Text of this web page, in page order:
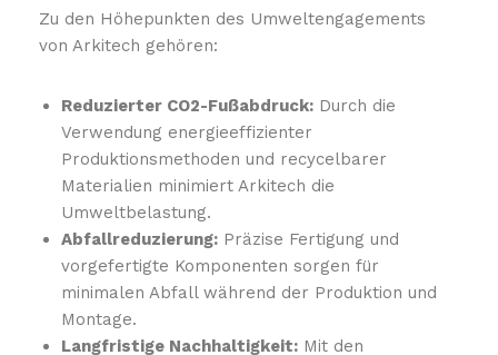
Zu den Höhepunkten des Umweltengagements
von Arkitech gehören:
Reduzierter CO2-Fußabdruck: Durch die
Verwendung energieeffizienter
Produktionsmethoden und recycelbarer
Materialien minimiert Arkitech die
Umweltbelastung.
Abfallreduzierung: Präzise Fertigung und
vorgefertigte Komponenten sorgen für
minimalen Abfall während der Produktion und
Montage.
Langfristige Nachhaltigkeit: Mit den